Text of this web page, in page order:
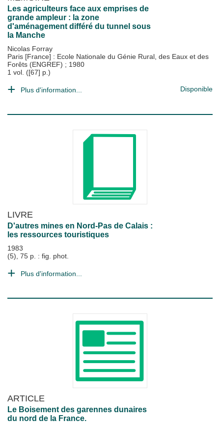
Les agriculteurs face aux emprises de
grande ampleur : la zone
d'aménagement différé du tunnel sous
la Manche
Nicolas Forray
Paris [France] : Ecole Nationale du Génie Rural, des Eaux et des
Forêts (ENGREF) ; 1980
1 vol. ([67] p.)
Plus d'information... Disponible
LIVRE
D'autres mines en Nord-Pas de Calais :
les ressources touristiques
1983
(5), 75 p. : fig. phot.
Plus d'information...
ARTICLE
Le Boisement des garennes dunaires
du nord de la France.